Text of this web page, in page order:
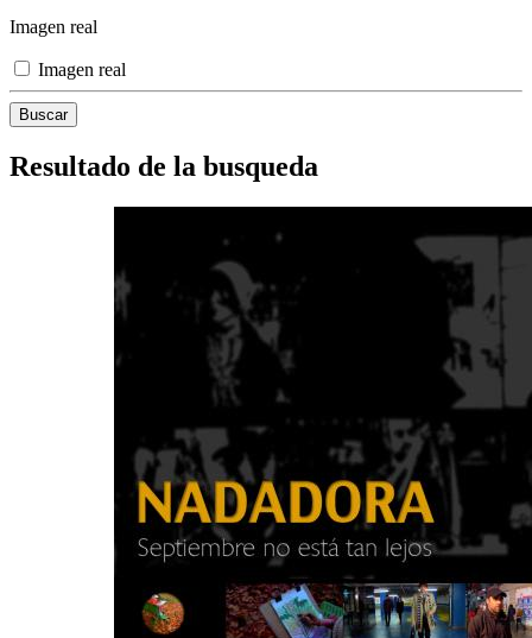
Imagen real
Imagen real
Resultado de la busqueda